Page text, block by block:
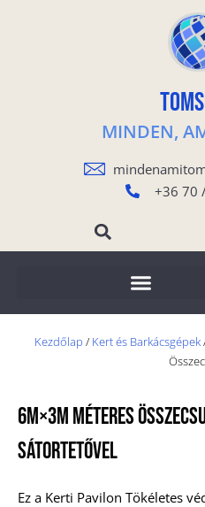
MINDEN,
+36 70
Kezdőlap / Kert és Barkácsgépek
6m×3m Méteres
Sátortetővel
Ez a Kerti Pavilon Tökéletes